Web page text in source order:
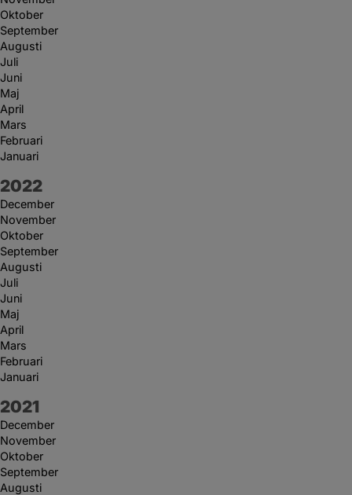
Oktober
September
Augusti
Juli
Juni
Maj
April
Mars
Februari
Januari
År:
2022
December
November
Oktober
September
Augusti
Juli
Juni
Maj
April
Mars
Februari
Januari
År:
2021
December
November
Oktober
September
Augusti